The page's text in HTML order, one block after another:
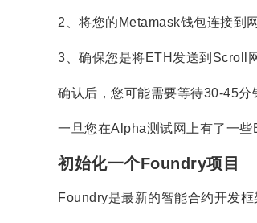
2、将您的Metamask钱包连接到网
3、确保您是将ETH发送到Scroll
确认后，您可能需要等待30-45分
一旦您在Alpha测试网上有了一些
初始化一个Foundry项目
Foundry是最新的智能合约开发框